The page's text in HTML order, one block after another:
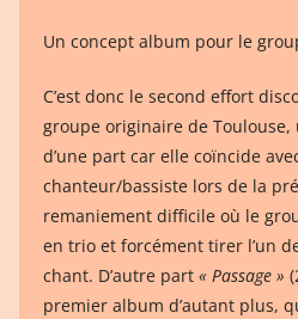
Un concept album pour le
C’est donc le second effort
groupe originaire de
d’une part car elle coïncide
chanteur/bassiste lors de la
remaniement difficile où le
en trio et forcément tirer l’un
chant. D’autre part « Passage »
premier album d’autant plus,